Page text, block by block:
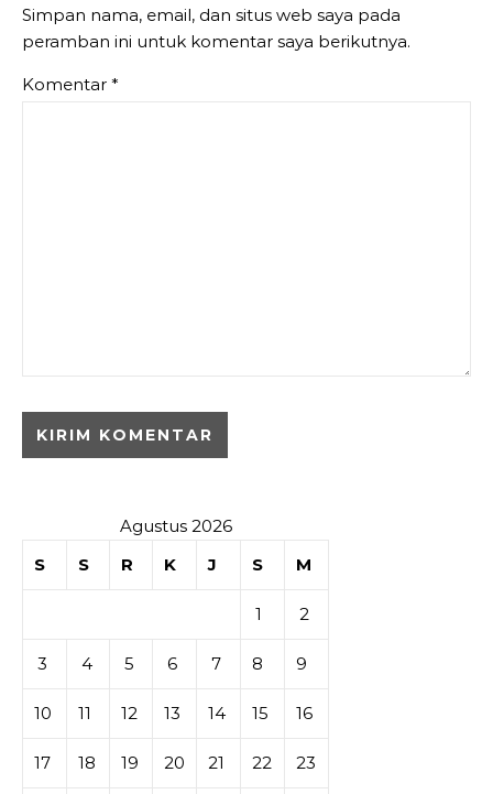
Simpan nama, email, dan situs web saya pada
peramban ini untuk komentar saya berikutnya.
Komentar *
Agustus 2026
S
S R K J S M
1 2
3 4 5 6 7 8 9
10 11 12 13 14 15 16
17 18 19 20 21 22 23